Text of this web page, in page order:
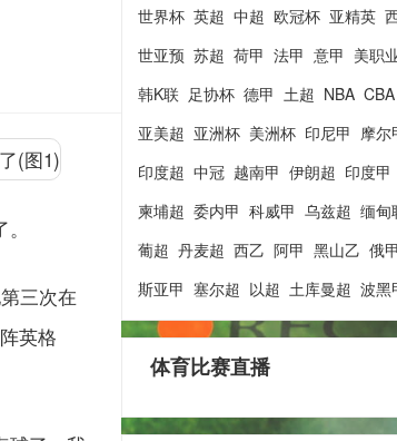
三次在
英格
世界杯 英超 中超 欧冠杯 亚精英
世亚预 苏超 荷甲 法甲 意甲 美职
韩K联 足协杯 德甲 土超 NBA CBA
亚美超 亚洲杯 美洲杯 印尼甲 摩尔
印度超 中冠 越南甲 伊朗超 印度甲
柬埔超 委内甲 科威甲 乌兹超 缅甸
葡超 丹麦超 西乙 阿甲 黑山乙 俄甲
斯亚甲 塞尔超 以超 土库曼超 波黑
体育比赛直播